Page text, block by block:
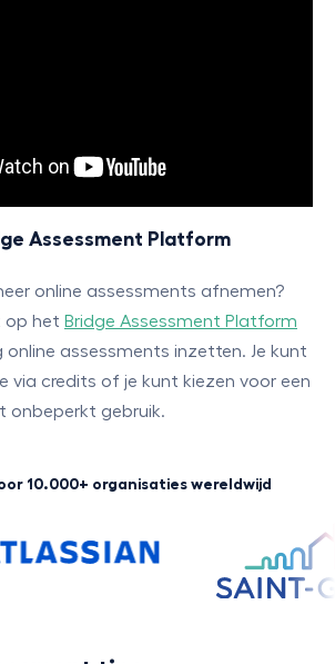
Assessment Platform
online assessments afnemen?
op het Bridge Assessment Platform
online assessments inzetten. Je kunt
via credits of je kunt kiezen voor een
onbeperkt gebruik.
10.000+ organisaties wereldwijd